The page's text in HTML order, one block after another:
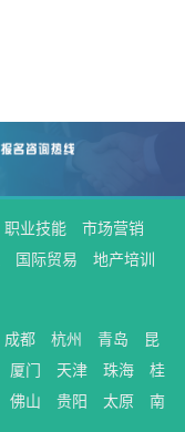
职业技能
市场营销
国际贸易
地产培训
成都 杭州 青岛
昆
厦门 天津 珠海
桂
佛山 贵阳 太原
南